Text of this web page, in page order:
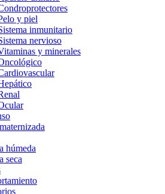
y piel
inmunitario
nervioso
y minerales
húmeda
seca